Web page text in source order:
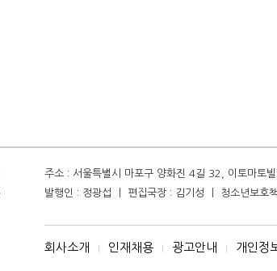
주소 : 서울특별시 마포구 양화진 4길 32, 이토마토
발행인 : 정광섭 ㅣ 편집국장 : 김기성 ㅣ 청소년보
회사소개 I 인재채용 I 광고안내 I 개인정